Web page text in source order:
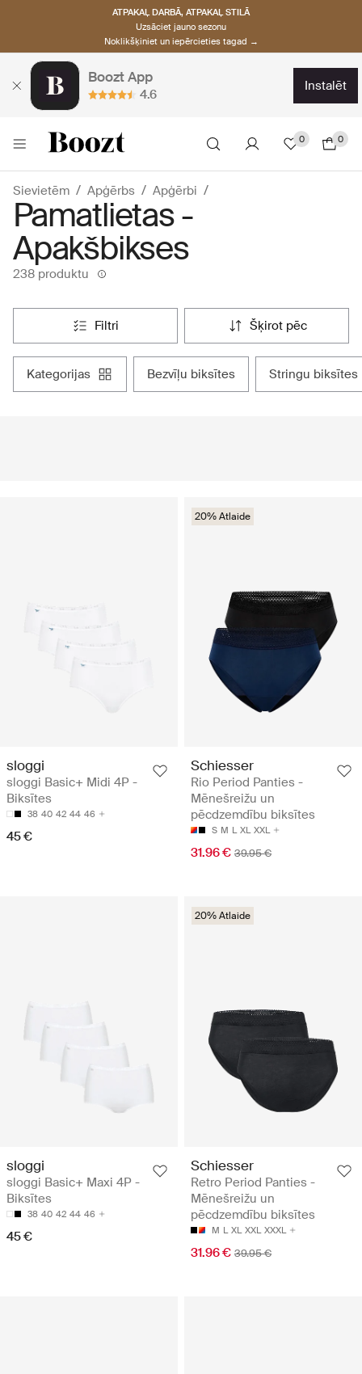
ATPAKAĻ DARBĀ, ATPAKAĻ STILĀ
Uzsāciet jauno sezonu
Noklikšķiniet un iepērcieties tagad →
Boozt App
4.6
instalēt
0 0
Sievietēm Apģērbs Apģērbi
Pamatlietas -
Apakšbikses
238 produktu
filtri šķirot pēc
kategorijas bezvīļu biksītes stringu biksītes
sloggi
sloggi Basic+ Midi 4P -
Biksītes
38 40 42 44 46
45 €
20% Atlaide
Schiesser
Rio Period Panties -
Mēnešreižu un
pēcdzemdību biksītes
S M L XL XXL
31.96 € 39.95 €
sloggi
sloggi Basic+ Maxi 4P -
Biksītes
38 40 42 44 46
45 €
20% Atlaide
Schiesser
Retro Period Panties -
Mēnešreižu un
pēcdzemdību biksītes
M L XL XXL XXXL
31.96 € 39.95 €